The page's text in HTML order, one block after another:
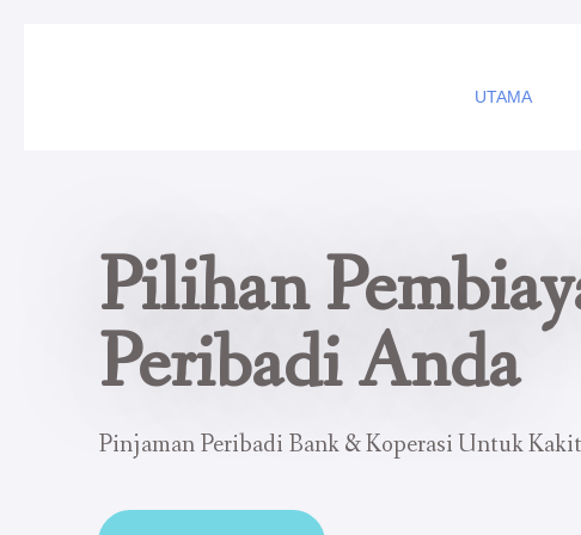
UTAMA
Pilihan
Peribadi Anda
Pinjaman Peribadi Bank & Koperasi Untuk